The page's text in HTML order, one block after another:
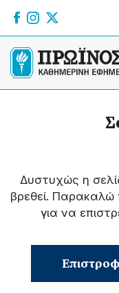
Δυστυχώς η
βρεθεί.
για να